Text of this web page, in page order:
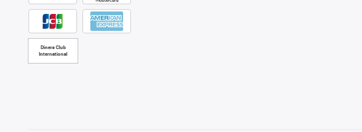
Diners Club
International